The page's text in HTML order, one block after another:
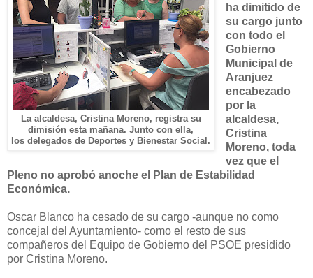
La alcaldesa, Cristina Moreno, registra su
dimisión esta mañana. Junto con ella,
los delegados de Deportes y Bienestar Social.
ha dimitido de
su cargo junto
con todo el
Gobierno
Municipal de
Aranjuez
encabezado
por la
alcaldesa,
Cristina
Moreno, toda
vez que el
Pleno no aprobó anoche el Plan de Estabilidad
Económica.
Oscar Blanco ha cesado de su cargo -aunque no como
concejal del Ayuntamiento- como el resto de sus
compañeros del Equipo de Gobierno del PSOE presidido
por Cristina Moreno.